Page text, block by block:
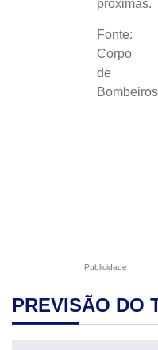
Publicidade
próximas.
Fonte:
Corpo
de
Bombeiros
PREVISÃO DO